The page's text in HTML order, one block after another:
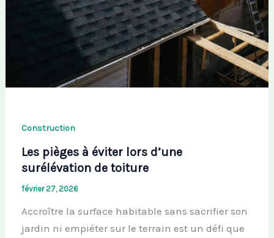
Construction
Les pièges à éviter lors d’une
surélévation de toiture
février 27, 2026
Accroître la surface habitable sans sacrifier son
jardin ni empiéter sur le terrain est un défi que